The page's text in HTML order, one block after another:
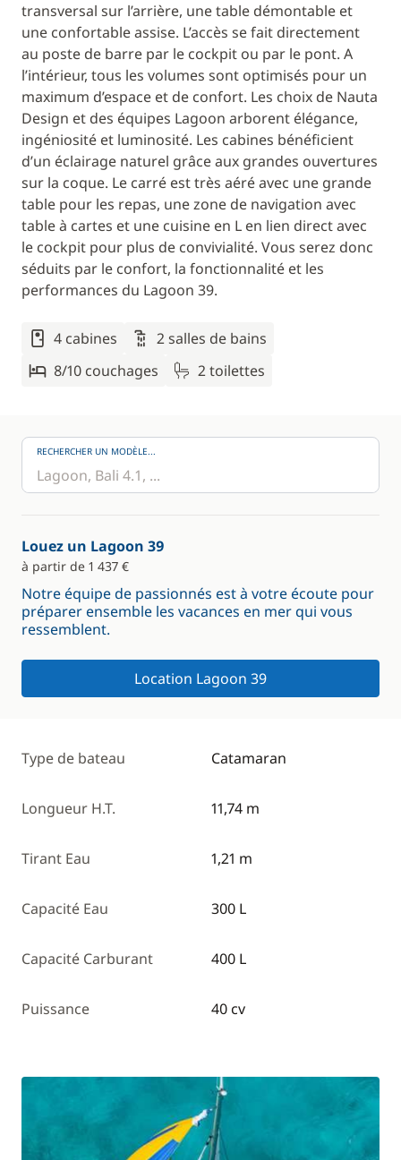
transversal sur l’arrière, une table démontable et
une confortable assise. L’accès se fait directement
au poste de barre par le cockpit ou par le pont. A
l’intérieur, tous les volumes sont optimisés pour un
maximum d’espace et de confort. Les choix de Nauta
Design et des équipes Lagoon arborent élégance,
ingéniosité et luminosité. Les cabines bénéficient
d’un éclairage naturel grâce aux grandes ouvertures
sur la coque. Le carré est très aéré avec une grande
table pour les repas, une zone de navigation avec
table à cartes et une cuisine en L en lien direct avec
le cockpit pour plus de convivialité. Vous serez donc
séduits par le confort, la fonctionnalité et les
performances du Lagoon 39.
4 cabines
2 salles de bains
8/10 couchages
2 toilettes
RECHERCHER UN MODÈLE...
Louez un Lagoon 39
à partir de 1 437 €
Notre équipe de passionnés est à votre écoute pour
préparer ensemble les vacances en mer qui vous
ressemblent.
Location Lagoon 39
Type de bateau Catamaran
Longueur H.T. 11,74 m
Tirant Eau 1,21 m
Capacité Eau 300 L
Capacité Carburant 400 L
Puissance 40 cv